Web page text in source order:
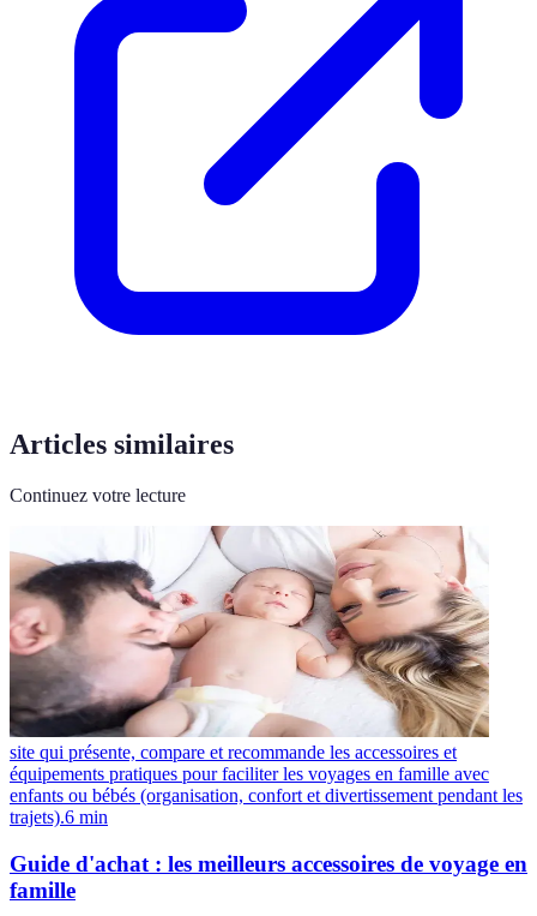
Articles similaires
Continuez votre lecture
site qui présente, compare et recommande les accessoires et
équipements pratiques pour faciliter les voyages en famille avec
enfants ou bébés (organisation, confort et divertissement pendant les
trajets).6 min
Guide d'achat : les meilleurs accessoires de voyage en
famille